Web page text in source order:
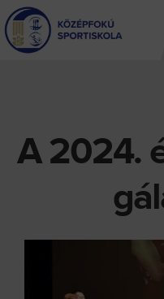
Jump
to
navigation
Back
to
A 2024.